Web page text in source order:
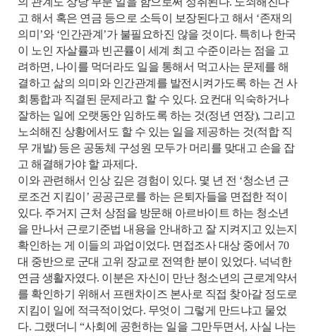
고 해서 혹은 연금 등으로 소득이 보장된다고 해서 ‘존재의
의미’와 ‘인간관계’가 불필요하진 않을 것이다. 특히나 한국
이 노인 자살률과 빈곤률이 세계 최고 수준이라는 점을 고
려하면, 나이를 먹더라도 일을 통해서 먹고사는 문제를 해
결하고 삶의 의미와 인간관계를 발전시켜가도록 하는 건 사
회통합과 직결된 문제라고 할 수 있다. 요컨대 익숙하거나
잘하는 일에 오랫동안 임하도록 하는 것(정년 연장), 그리고
노쇠해진 상황에서도 할 수 있는 일을 제공하는 것(적합 직
무 개발) 등은 공동체 구성원 모두가 머리를 맞대고 손을 잡
고 해결해가야 할 과제다.
이와 관련해서 인상 깊은 경험이 있다. 몇 년 전 ‘청소년 근
로조건 지킴이’ 공공근로를 하는 은퇴자들을 면접한 적이
있다. 주거지 근처 상점을 방문해 아르바이트 하는 청소년
을 만나서 근로기준법 내용을 안내하고 잘 지켜지고 있는지
확인하는 게 이들의 과업이었다. 면접조사 대상 중에서 70
대 중반으로 군대 고위 장교로 전역한 분이 있었다. 넉넉한
연금 생활자였다. 이분은 자신이 만난 청소년의 근로계약서
를 확인하기 위해서 프랜차이즈 본사로 직접 찾아갈 정도로
지킴이 일에 적극적이었다. 무엇이 그렇게 만드냐고 물었
다. 그랬더니 “사회에 공헌하는 일을 그만두면서, 사실 나는